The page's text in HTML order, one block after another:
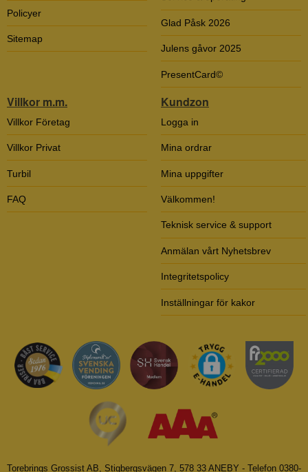
Policyer
Sitemap
Glad Påsk 2026
Julens gåvor 2025
PresentCard©
Villkor m.m.
Villkor Företag
Villkor Privat
Turbil
FAQ
Kundzon
Logga in
Mina ordrar
Mina uppgifter
Välkommen!
Teknisk service & support
Anmälan vårt Nyhetsbrev
Integritetspolicy
Inställningar för kakor
Torebrings Grossist AB, Stigbergsvägen 7, 578 33 ANEBY - Telefon 0380-